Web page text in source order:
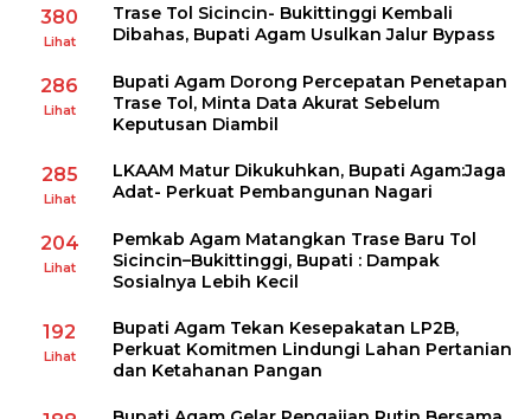
380
Lihat
Trase Tol Sicincin- Bukittinggi Kembali
Dibahas, Bupati Agam Usulkan Jalur Bypass
286
Lihat
Bupati Agam Dorong Percepatan Penetapan
Trase Tol, Minta Data Akurat Sebelum
Keputusan Diambil
285
Lihat
LKAAM Matur Dikukuhkan, Bupati Agam:Jaga
Adat- Perkuat Pembangunan Nagari
204
Lihat
Pemkab Agam Matangkan Trase Baru Tol
Sicincin–Bukittinggi, Bupati : Dampak
Sosialnya Lebih Kecil
192
Lihat
Bupati Agam Tekan Kesepakatan LP2B,
Perkuat Komitmen Lindungi Lahan Pertanian
dan Ketahanan Pangan